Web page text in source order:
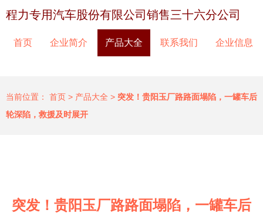
程力专用汽车股份有限公司销售三十六分公司
首页 企业简介 产品大全 联系我们 企业信息
当前位置： 首页 > 产品大全 > 突发！贵阳玉厂路路面塌陷，一罐车后
轮深陷，救援及时展开
突发！贵阳玉厂路路面塌陷，一罐车后